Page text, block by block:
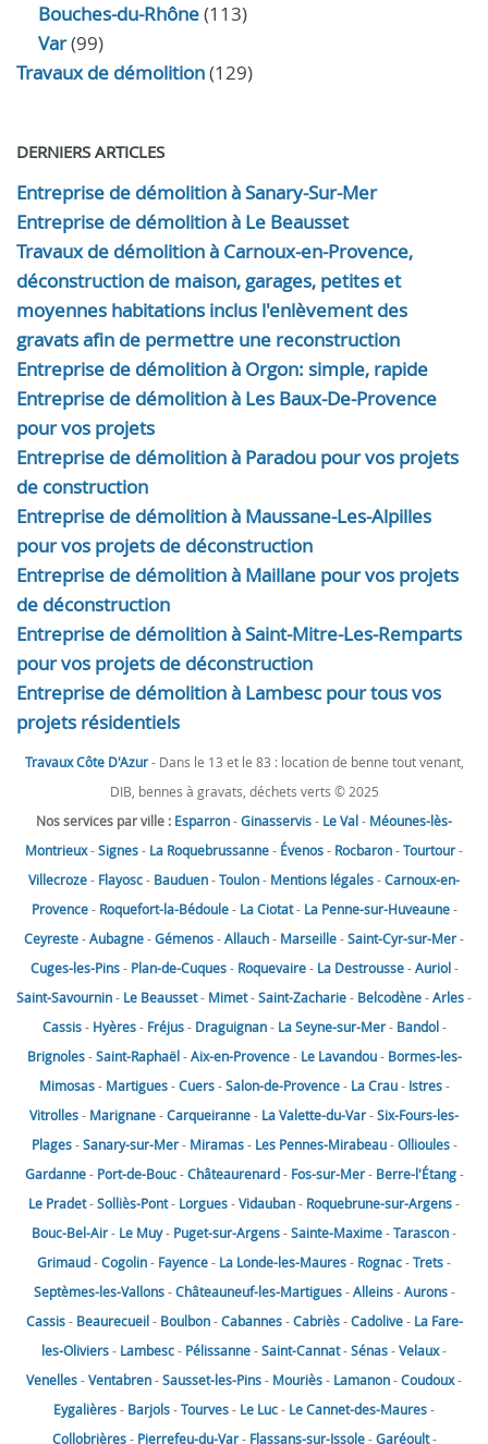
Bouches-du-Rhône(113)
Var(99)
Travaux de démolition(129)
DERNIERS ARTICLES
Entreprise de démolition à Sanary-Sur-Mer
Entreprise de démolition à Le Beausset
Travaux de démolition à Carnoux-en-Provence,
déconstruction de maison, garages, petites et
moyennes habitations inclus l'enlèvement des
gravats afin de permettre une reconstruction
Entreprise de démolition à Orgon: simple, rapide
Entreprise de démolition à Les Baux-De-Provence
pour vos projets
Entreprise de démolition à Paradou pour vos projets
de construction
Entreprise de démolition à Maussane-Les-Alpilles
pour vos projets de déconstruction
Entreprise de démolition à Maillane pour vos projets
de déconstruction
Entreprise de démolition à Saint-Mitre-Les-Remparts
pour vos projets de déconstruction
Entreprise de démolition à Lambesc pour tous vos
projets résidentiels
Travaux Côte D'Azur- Dans le 13 et le 83 : location de benne tout venant,
DIB, bennes à gravats, déchets verts © 2025
Nos services par ville : Esparron-Ginasservis- Le Val- Méounes-lès-
Montrieux-Signes- La Roquebrussanne- Évenos- Rocbaron-Tourtour-
Villecroze- Flayosc- Bauduen-Toulon- Mentions légales-Carnoux-en-
Provence- Roquefort-la-Bédoule- La Ciotat- La Penne-sur-Huveaune-
Ceyreste-Aubagne-Gémenos-Allauch- Marseille-Saint-Cyr-sur-Mer-
Cuges-les-Pins- Plan-de-Cuques- Roquevaire- La Destrousse-Auriol-
Saint-Savournin- Le Beausset- Mimet-Saint-Zacharie- Belcodène-Arles-
Cassis- Hyères- Fréjus- Draguignan- La Seyne-sur-Mer- Bandol-
Brignoles-Saint-Raphaël-Aix-en-Provence- Le Lavandou- Bormes-les-
Mimosas- Martigues-Cuers-Salon-de-Provence- La Crau- Istres-
Vitrolles- Marignane-Carqueiranne- La Valette-du-Var-Six-Fours-les-
Plages-Sanary-sur-Mer- Miramas- Les Pennes-Mirabeau-Ollioules-
Gardanne- Port-de-Bouc-Châteaurenard- Fos-sur-Mer- Berre-l'Étang-
Le Pradet-Solliès-Pont- Lorgues-Vidauban- Roquebrune-sur-Argens-
Bouc-Bel-Air- Le Muy- Puget-sur-Argens-Sainte-Maxime-Tarascon-
Grimaud-Cogolin- Fayence- La Londe-les-Maures- Rognac-Trets-
Septèmes-les-Vallons-Châteauneuf-les-Martigues-Alleins-Aurons-
Cassis- Beaurecueil- Boulbon-Cabannes-Cabriès-Cadolive- La Fare-
les-Oliviers- Lambesc- Pélissanne-Saint-Cannat-Sénas-Velaux-
Venelles-Ventabren-Sausset-les-Pins- Mouriès- Lamanon-Coudoux-
Eygalières- Barjols-Tourves- Le Luc- Le Cannet-des-Maures-
Collobrières- Pierrefeu-du-Var- Flassans-sur-Issole-Garéoult-